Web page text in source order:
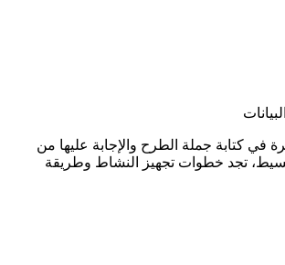
في كتابة جملة الطرح والإجابة عليها من
تجد خطوات تجهيز النشاط وطريقة